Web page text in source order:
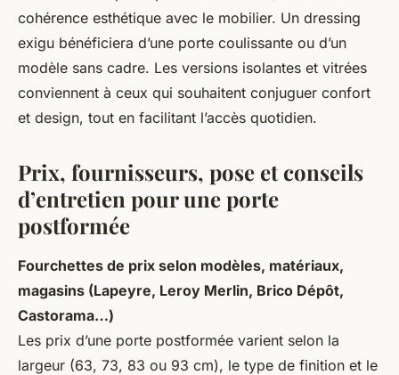
cohérence esthétique avec le mobilier. Un dressing
exigu bénéficiera d’une porte coulissante ou d’un
modèle sans cadre. Les versions isolantes et vitrées
conviennent à ceux qui souhaitent conjuguer confort
et design, tout en facilitant l’accès quotidien.
Prix, fournisseurs, pose et conseils
d’entretien pour une porte
postformée
Fourchettes de prix selon modèles, matériaux,
magasins (Lapeyre, Leroy Merlin, Brico Dépôt,
Castorama…)
Les prix d’une porte postformée varient selon la
largeur (63, 73, 83 ou 93 cm), le type de finition et le